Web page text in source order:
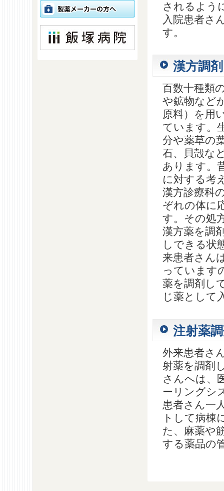
されるよう
入院患者さ
す。
漢方調剤
百数十種類
や鉱物など
原料）を用
ています。
分や薬草の
石、貝殻な
あります。
に対する考
漢方診療科
ぞれの体に
す。その処
漢方薬を調
しできる状
来患者さん
っています
薬を調剤し
じ薬として
注射薬
外来患者さ
射薬を調剤
さんへは、
ーリングシ
患者さん一
トして病棟
た、麻薬や
する薬品の